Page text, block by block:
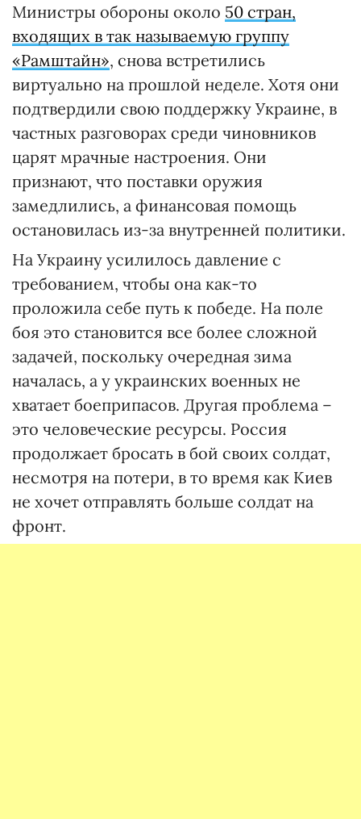
Министры обороны около 50 стран,
входящих в так называемую группу
«Рамштайн», снова встретились
виртуально на прошлой неделе. Хотя они
подтвердили свою поддержку Украине, в
частных разговорах среди чиновников
царят мрачные настроения. Они
признают, что поставки оружия
замедлились, а финансовая помощь
остановилась из-за внутренней политики.
На Украину усилилось давление с
требованием, чтобы она как-то
проложила себе путь к победе. На поле
боя это становится все более сложной
задачей, поскольку очередная зима
началась, а у украинских военных не
хватает боеприпасов. Другая проблема –
это человеческие ресурсы. Россия
продолжает бросать в бой своих солдат,
несмотря на потери, в то время как Киев
не хочет отправлять больше солдат на
фронт.